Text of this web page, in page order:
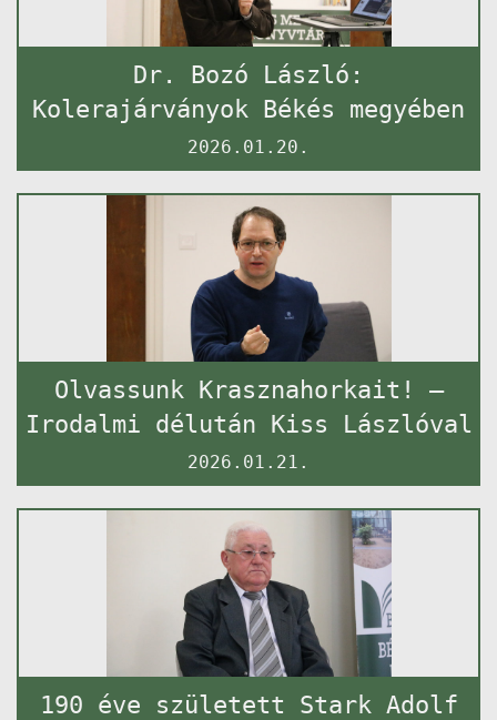
Dr. Bozó László:
Kolerajárványok Békés megyében
2026.01.20.
Olvassunk Krasznahorkait! –
Irodalmi délután Kiss Lászlóval
2026.01.21.
190 éve született Stark Adolf